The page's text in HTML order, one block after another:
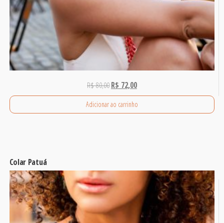
R$80,00R$ 72,00
Adicionar ao carrinho
Colar Patuá